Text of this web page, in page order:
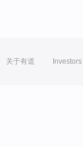
关于有道 Investors